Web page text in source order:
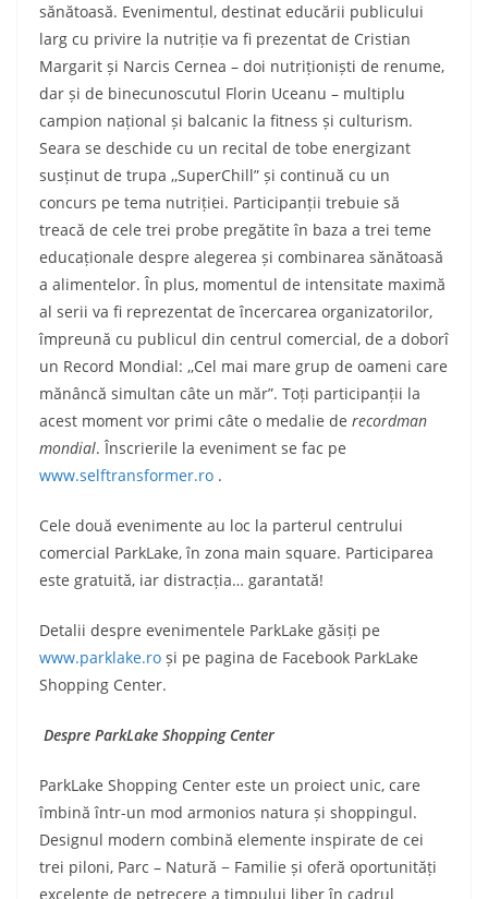
sănătoasă. Evenimentul, destinat educării publicului
larg cu privire la nutriție va fi prezentat de Cristian
Margarit și Narcis Cernea – doi nutriționiști de renume,
dar și de binecunoscutul Florin Uceanu – multiplu
campion național și balcanic la fitness și culturism.
Seara se deschide cu un recital de tobe energizant
susținut de trupa ,,SuperChill” și continuă cu un
concurs pe tema nutriției. Participanții trebuie să
treacă de cele trei probe pregătite în baza a trei teme
educaționale despre alegerea și combinarea sănătoasă
a alimentelor. În plus, momentul de intensitate maximă
al serii va fi reprezentat de încercarea organizatorilor,
împreună cu publicul din centrul comercial, de a doborî
un Record Mondial: ,,Cel mai mare grup de oameni care
mănâncă simultan câte un măr”. Toți participanții la
acest moment vor primi câte o medalie de recordman
mondial. Înscrierile la eveniment se fac pe
www.selftransformer.ro .
Cele două evenimente au loc la parterul centrului
comercial ParkLake, în zona main square. Participarea
este gratuită, iar distracția… garantată!
Detalii despre evenimentele ParkLake găsiți pe
www.parklake.ro și pe pagina de Facebook ParkLake
Shopping Center.
Despre ParkLake Shopping Center
ParkLake Shopping Center este un proiect unic, care
îmbină într-un mod armonios natura și shoppingul.
Designul modern combină elemente inspirate de cei
trei piloni, Parc – Natură − Familie și oferă oportunități
excelente de petrecere a timpului liber în cadrul